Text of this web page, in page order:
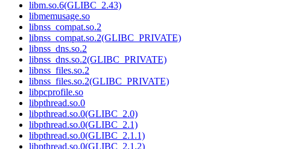
libm.so.6(GLIBC_2.43)
libmemusage.so
libnss_compat.so.2
libnss_compat.so.2(GLIBC_PRIVATE)
libnss_dns.so.2
libnss_dns.so.2(GLIBC_PRIVATE)
libnss_files.so.2
libnss_files.so.2(GLIBC_PRIVATE)
libpcprofile.so
libpthread.so.0
libpthread.so.0(GLIBC_2.0)
libpthread.so.0(GLIBC_2.1)
libpthread.so.0(GLIBC_2.1.1)
libpthread.so.0(GLIBC_2.1.2)